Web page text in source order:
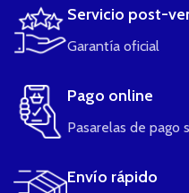
Servicio post-
Garantía oficial
Pago online
Pasarelas de pago
Envío rápido